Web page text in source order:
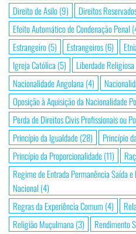
Direito de Asilo(9) Direitos
Efeito Automático de Condenação Penal
Estrangeiro(5) Estrangeiros(6)
Igreja Católica (5) Liberdade Religiosa
Nacionalidade Angolana (4)
Oposição à Aquisição da Nacionalidade
Perda de Direitos Civis Profissionais ou
Princípio da Igualdade(28) Princípio
Princípio da Proporcionalidade(11)
Regime de Entrada Permanência Saída
Nacional (4)
Regras da Experiência Comum (4)
Religião Muçulmana (3) Rendimento